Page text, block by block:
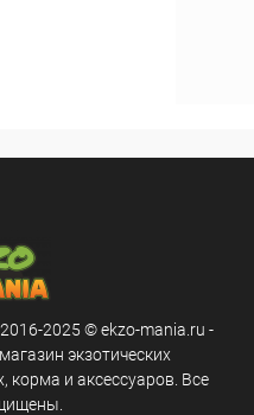
2025 © ekzo-mania.ru -
экзотических
корма и аксессуаров. Все